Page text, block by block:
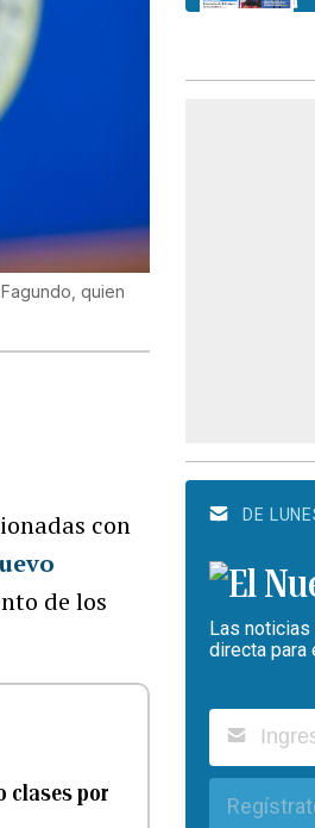
quien
con
de los
clases por
DE
Las
directa para